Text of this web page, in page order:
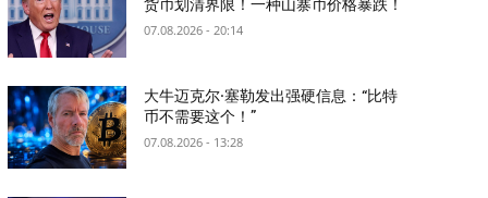
货币划清界限！一种山寨币价格暴跌！
07.08.2026 - 20:14
大牛迈克尔·塞勒发出强硬信息：“比特
币不需要这个！”
07.08.2026 - 13:28